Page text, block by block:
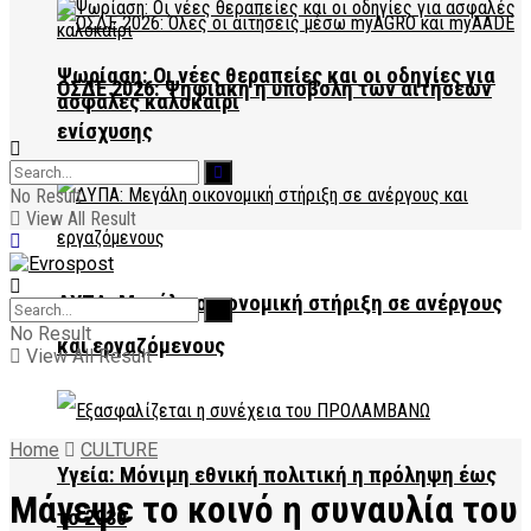
ΟΣΔΕ 2026: Ψηφιακή η υποβολή των αιτήσεων
ενίσχυσης
ΔΥΠΑ: Μεγάλη οικονομική στήριξη σε ανέργους
και εργαζόμενους
Υγεία: Μόνιμη εθνική πολιτική η πρόληψη έως
το 2030
Ψωρίαση: Οι νέες θεραπείες και οι οδηγίες για
ασφαλές καλοκαίρι
No Result
View All Result
No Result
View All Result
Home CULTURE
Μάγεψε το κοινό η συναυλία του